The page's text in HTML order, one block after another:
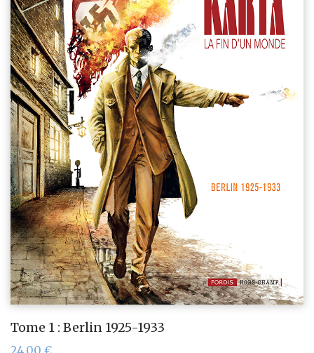
Tome 1 : Berlin 1925-1933
24,00 €